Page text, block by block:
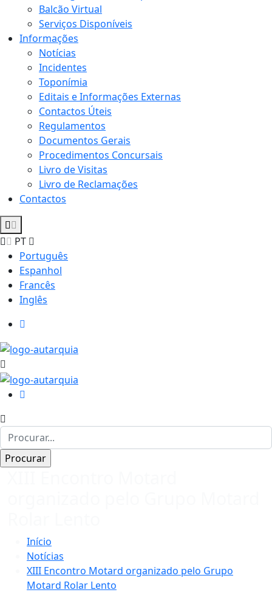
Balcão Virtual
Serviços Disponíveis
Informações
Notícias
Incidentes
Toponímia
Editais e Informações Externas
Contactos Úteis
Regulamentos
Documentos Gerais
Procedimentos Concursais
Livro de Visitas
Livro de Reclamações
Contactos
PT
Português
Espanhol
Francês
Inglês
Início
Notícias
XIII Encontro Motard organizado pelo Grupo
Motard Rolar Lento